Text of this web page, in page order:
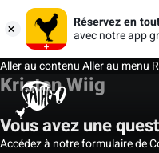
Réservez en
avec notre app
Aller au contenuAller au menu
Kristen Wiig
Vous avez une
Accédez à notre formulaire de